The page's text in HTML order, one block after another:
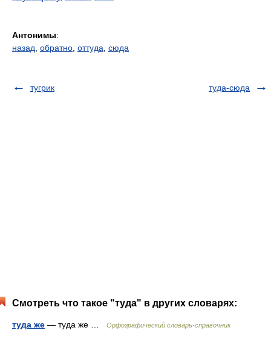
Антонимы:
назад обратно оттуда сюда
тугрик туда-сюда
Смотреть что такое "туда" в других словарях:
туда же — туда же … Орфографический словарь-справочник